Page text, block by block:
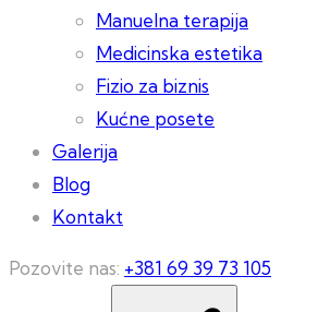
Manuelna terapija
Medicinska estetika
Fizio za biznis
Kućne posete
Galerija
Blog
Kontakt
Pozovite nas: +381 69 39 73 105